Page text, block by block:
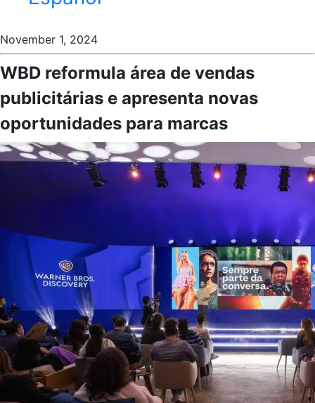
November 1, 2024
WBD reformula área de vendas
publicitárias e apresenta novas
oportunidades para marcas